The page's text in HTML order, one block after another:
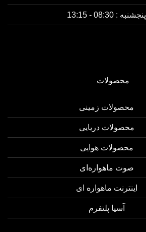
پنجشنبه : 08:30 - 13:15
محصولات
محصولات زمینی
محصولات دریایی
محصولات هوایی
صوت ماهواره‌ای
اینترنت ماهواره ای
آسیا پلتفرم